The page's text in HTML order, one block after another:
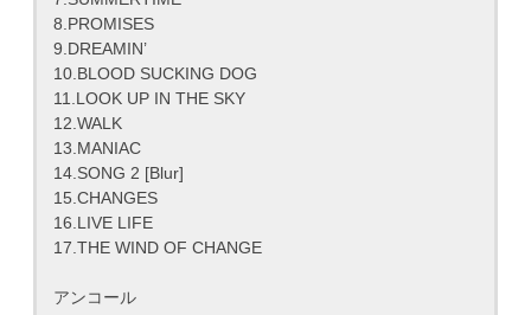
8.PROMISES
9.DREAMIN’
10.BLOOD SUCKING DOG
11.LOOK UP IN THE SKY
12.WALK
13.MANIAC
14.SONG 2 [Blur]
15.CHANGES
16.LIVE LIFE
17.THE WIND OF CHANGE
アンコール